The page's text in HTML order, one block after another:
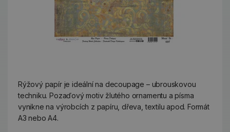
Rýžový papír je ideální na decoupage – ubrouskovou
techniku. Pozaďový motiv žlutého ornamentu a písma
vynikne na výrobcích z papíru, dřeva, textilu apod. Formát
A3 nebo A4.